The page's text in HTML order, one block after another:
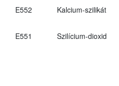
E552
Kalcium-szilikát
E551 Szilícium-dioxid